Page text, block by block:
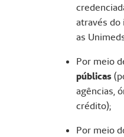
através
as
Por meio
públicas
agências,
crédito);
Por meio